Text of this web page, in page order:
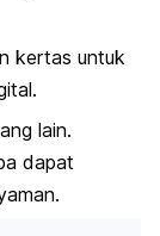
kertas untuk
lain.
dapat